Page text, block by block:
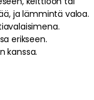
ja lämmintä valoa.
erikseen.
kanssa.